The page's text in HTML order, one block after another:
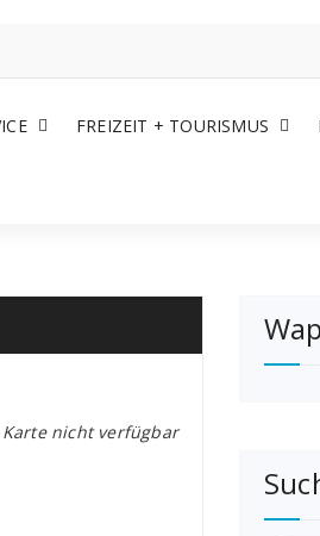
FREIZEIT + TOURISMUS
Karte nicht verfügbar